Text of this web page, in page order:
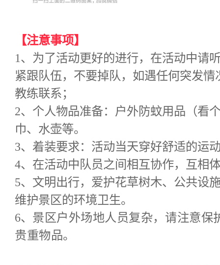
【注意事项】
1、为了活动更好的进行，在活动中请
紧跟队伍，不要掉队，如遇任何突发
教练联系；
2、个人物品准备：户外防蚊用品（看
巾、水壶等。
3、着装要求：活动当天穿好舒适的运
4、在活动中队员之间相互协作，互相
5、文明出行，爱护花草树木、公共设
维护景区的环境卫生。
6、 景区户外场地人员复杂，请注意保
贵重物品。